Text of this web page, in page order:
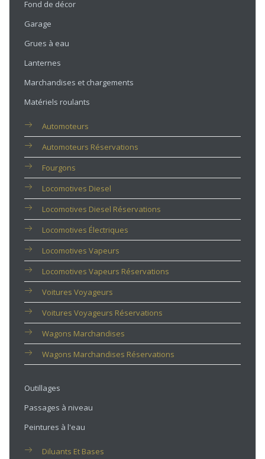
Fond de décor
Garage
Grues à eau
Lanternes
Marchandises et chargements
Matériels roulants
Automoteurs
Automoteurs Réservations
Fourgons
Locomotives Diesel
Locomotives Diesel Réservations
Locomotives Électriques
Locomotives Vapeurs
Locomotives Vapeurs Réservations
Voitures Voyageurs
Voitures Voyageurs Réservations
Wagons Marchandises
Wagons Marchandises Réservations
Outillages
Passages à niveau
Peintures à l'eau
Diluants Et Bases